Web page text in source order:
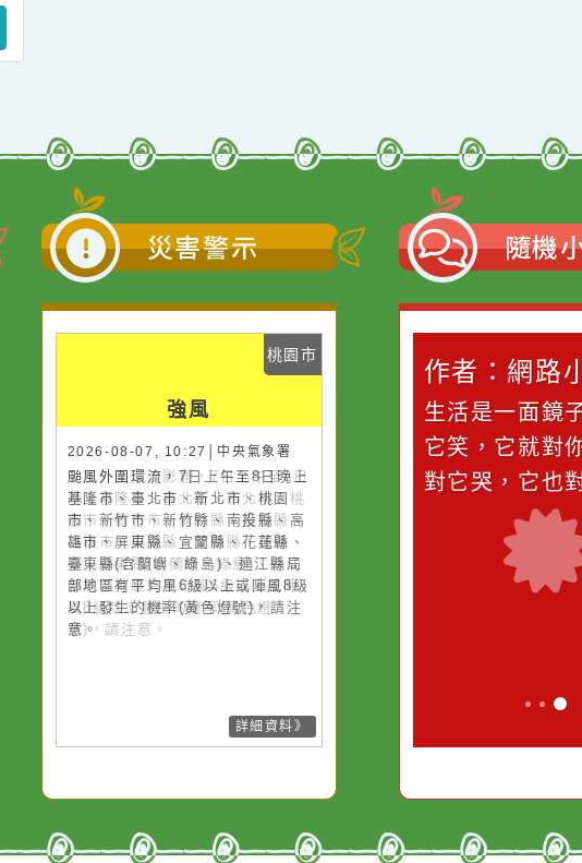
災害警示
桃園市
強風
2026-08-07, 10:27│中央氣象署
颱風外圍環流，7日上午至8日晚上
基隆市、臺北市、新北市、桃園
市、新竹市、新竹縣、南投縣、高
雄市、屏東縣、宜蘭縣、花蓮縣、
臺東縣(含蘭嶼、綠島)、連江縣局
部地區有平均風6級以上或陣風8級
以上發生的機率(黃色燈號)，請注
意。
詳細資料》
桃園市
強風
2026-08-07, 10:27│中央氣象署
颱風外圍環流影響，7日上午至8日
晚上基隆市、臺北市、新北市、桃
園市、新竹市、新竹縣、南投縣、
高雄市、屏東縣、宜蘭縣、花蓮
縣、臺東縣(含蘭嶼、綠島)、連江
縣局部地區有平均風6級以上或陣
風8級以上發生的機率(黃色燈
號)，請注意。
詳細資料》
隨機
入一滴污
，一杯污水
滴清水的存
作者：網路小語
在實現理想的路途中，
必須排除一切干擾，特
別是要看清那些美麗的
誘惑。
作者：網路
生活是一面鏡
它笑，它就對
對它哭，它也